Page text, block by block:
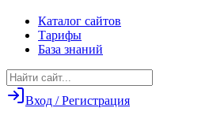
Каталог сайтов
Тарифы
База знаний
Вход / Регистрация